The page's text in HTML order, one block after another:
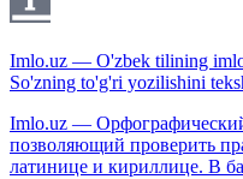
Imlo.uz — O'zbek tilining
So'zning to'g'ri yozilishini
Imlo.uz — Орфографический
позволяющий проверить
латинице и кириллице. В